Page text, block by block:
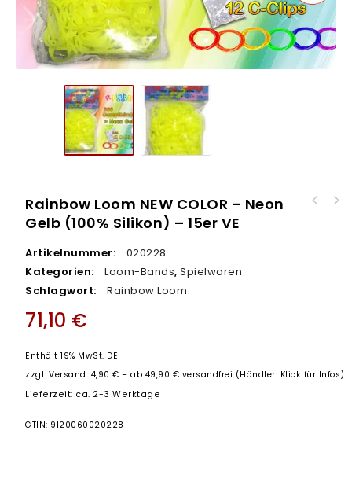
Rainbow Loom NEW COLOR – Neon
Gelb (100% Silikon) – 15er VE
Artikelnummer:
020228
Kategorien:
Loom-Bands,Spielwaren
Schlagwort:
Rainbow Loom
71,10 €
Enthält 19% MwSt. DE
zzgl.Versand: 4,90 € – ab 49,90 € versandfrei (Händler: Klick für Infos)
Lieferzeit: ca. 2-3 Werktage
GTIN: 9120060020228